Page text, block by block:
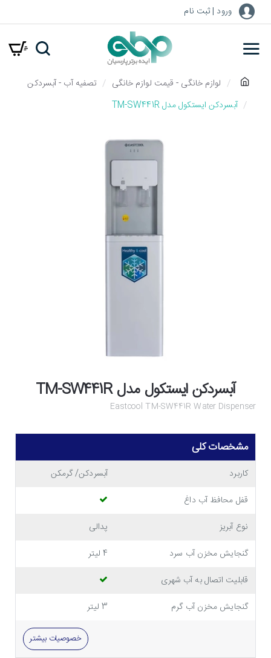
ورود | ثبت نام
o
لوازم خانگی - قیمت لوازم خانگی
تصفیه آب - آبسردکن
آبسردکن ایستکول مدل TM-SW441R
آبسردکن ایستکول مدل TM-SW441R
Eastcool TM-SW441R Water Dispenser
مشخصات کلی
کاربرد
آبسردکن/ گرمکن
قفل محافظ آب داغ
نوع آبریز
پدالی
گنجایش مخزن آب سرد
4 لیتر
قابلیت اتصال به آب شهری
گنجایش مخزن آب گرم
3 لیتر
خصوصیات بیشتر